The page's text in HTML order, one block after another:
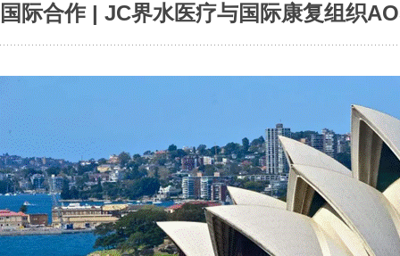
国际合作 | JC界水医疗与国际康复组织